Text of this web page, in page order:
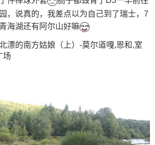
，说真的，我差点以为自己到了瑞士，7
海湖还有阿尔山好嘛